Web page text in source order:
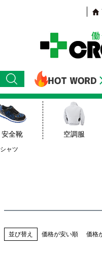
検索
安全靴 空調服
シャツ
並び替え 価格が安い順 価格